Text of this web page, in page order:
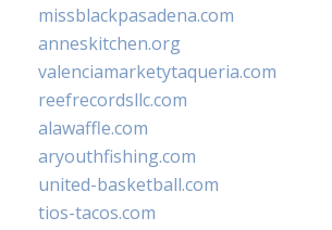
missblackpasadena.com
anneskitchen.org
valenciamarketytaqueria.com
reefrecordsllc.com
alawaffle.com
aryouthfishing.com
united-basketball.com
tios-tacos.com